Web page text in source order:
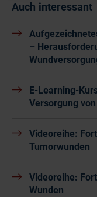
Auch interessant
–
E-Learning-
Versorgung
Videoreihe:
Tumorwunden
Videoreihe:
Wunden